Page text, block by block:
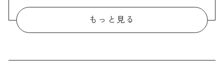
【お菓子・スイーツ以外】新青森駅のおすすめ定番人気お土産
5. ねぶた漬 ＜ヤマモト食品＞
7. おいらせ黒にんにく ＜柏崎青果＞
もっと見る